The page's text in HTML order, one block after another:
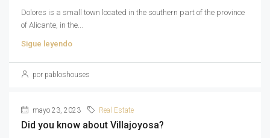
Dolores is a small town located in the southern part of the province
of Alicante, in the...
Sigue leyendo
por pabloshouses
mayo 23, 2023 Real Estate
Did you know about Villajoyosa?